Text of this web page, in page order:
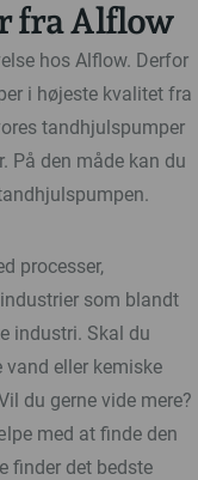
fra Alflow
hos Alflow. Derfor
i højeste kvalitet fra
tandhjulspumper
På den måde kan du
processer,
som blandt
industri. Skal du
eller kemiske
du gerne vide mere?
med at finde den
finder det bedste